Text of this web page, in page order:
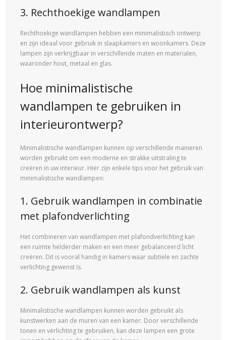
3. Rechthoekige wandlampen
Rechthoekige wandlampen hebben een minimalistisch ontwerp
en zijn ideaal voor gebruik in slaapkamers en woonkamers. Deze
lampen zijn verkrijgbaar in verschillende maten en materialen,
waaronder hout, metaal en glas.
Hoe minimalistische
wandlampen te gebruiken in
interieurontwerp?
Minimalistische wandlampen kunnen op verschillende manieren
worden gebruikt om een ​​moderne en strakke uitstraling te
creëren in uw interieur. Hier zijn enkele tips voor het gebruik van
minimalistische wandlampen:
1. Gebruik wandlampen in combinatie
met plafondverlichting
Het combineren van wandlampen met plafondverlichting kan
een ruimte helderder maken en een meer gebalanceerd licht
creëren. Dit is vooral handig in kamers waar subtiele en zachte
verlichting gewenst is.
2. Gebruik wandlampen als kunst
Minimalistische wandlampen kunnen worden gebruikt als
kunstwerken aan de muren van een kamer. Door verschillende
tonen en verlichting te gebruiken, kan deze lampen een grote